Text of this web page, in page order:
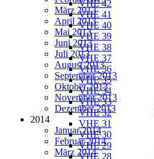
VHE 42
VHE 41
VHE 40
VHE 39
VHE 38
VHE 37
VHE 36
VHE 35
VHE 34
VHE 33
VHE 32
VHE 31
VHE 30
VHE 29
VHE 28
März 2013
April 2013
Mai 2013
Juni 2013
Juli 2013
August 2013
September 2013
Oktober 2013
November 2013
Dezember 2013
2014
Januar 2014
Februar 2014
März 2014